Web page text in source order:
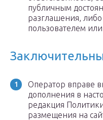
публичным
разглашения,
пользователем или
Оператор вправе
дополнения в
редакция
размещения на